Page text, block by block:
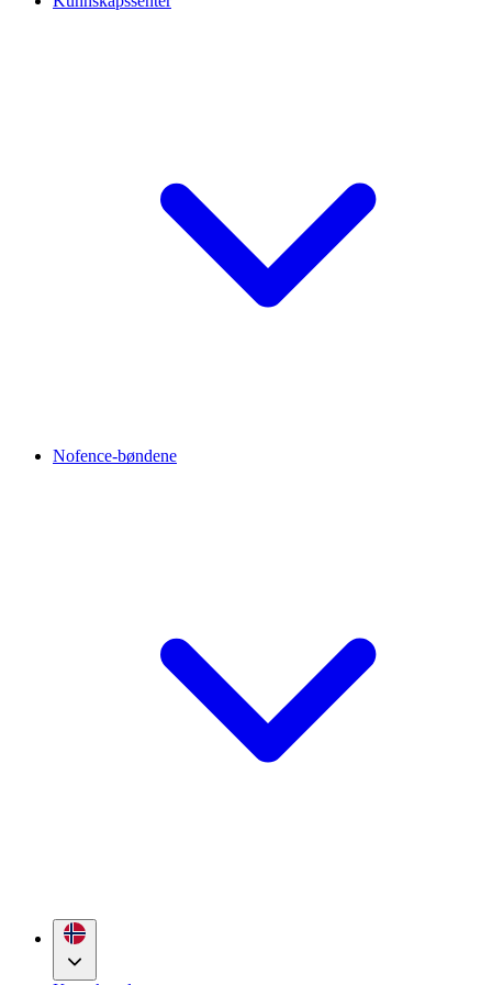
Nofence-bøndene